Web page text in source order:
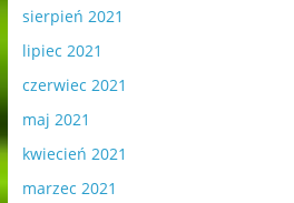
sierpień 2021
lipiec 2021
czerwiec 2021
maj 2021
kwiecień 2021
marzec 2021